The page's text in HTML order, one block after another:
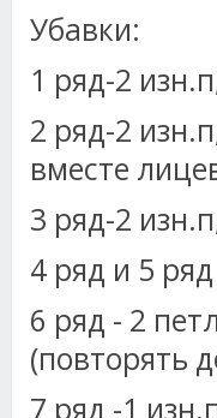
Убавки:
1 ряд-2
2 ряд-2
вместе
3 ряд-2
4 ряд и 5
6 ряд - 2
(повторять
7 ряд -1